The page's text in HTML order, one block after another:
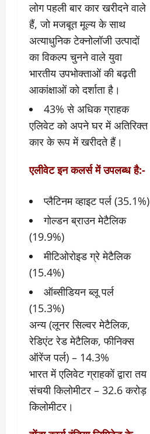
लोग पहली बार कार खरीदने वाले
हैं, जो मजबूत मूल्य के साथ
अत्‍याधुनिक टेक्‍नोलॉजी उत्पादों
का विकल्प चुनने वाले युवा
भारतीय उपभोक्ताओं की बढ़ती
आकांक्षाओं को दर्शाता है।
43% से अधिक ग्राहक
एलिवेट को अपने घर में अतिरिक्त
कार के रूप में खरीदते हैं।
एलीवेट इन कलर्स में उपलब्‍ध है:-
प्लैटिनम व्हाइट पर्ल (35.1%)
गोल्डन ब्राउन मेटैलिक
(19.9%)
मीटिओरोइड ग्रे मेटैलिक
(15.4%)
ऑब्सीडियन ब्लू पर्ल
(15.3%)
अन्य (लूनर सिल्वर मेटैलिक,
रेडिएंट रेड मेटैलिक, फीनिक्स
ऑरेंज पर्ल) – 14.3%
भारत में एलिवेट ग्राहकों द्वारा तय
संचयी किलोमीटर – 32.6 करोड़
किलोमीटर।